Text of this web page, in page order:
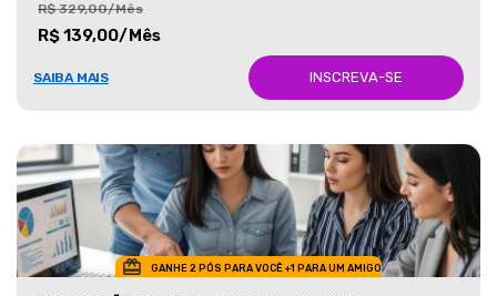
R$ 329,00/Mês
R$ 139,00/Mês
SAIBA MAIS INSCREVA-SE
GANHE 2 PÓS PARA VOCÊ +1 PARA UM AMIGO